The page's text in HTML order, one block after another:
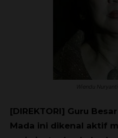
[DIREKTORI] Guru
Mada ini dikenal aktif